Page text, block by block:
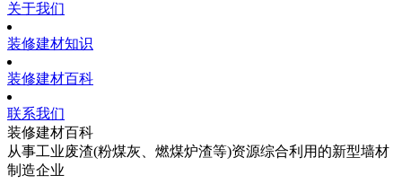
关于我们
装修建材知识
装修建材百科
联系我们
装修建材百科
从事工业废渣(粉煤灰、燃煤炉渣等)资源综合利用的新型墙材
制造企业